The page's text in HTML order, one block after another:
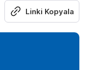
Linki Kopyala